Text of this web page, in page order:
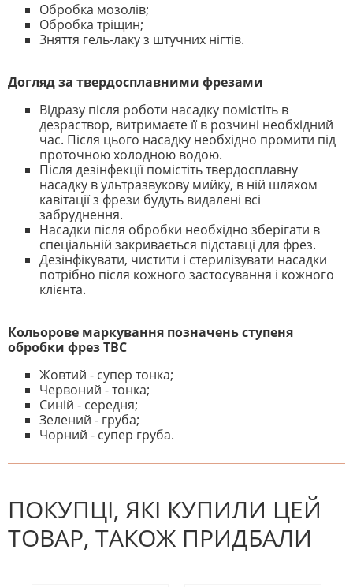
Обробка мозолів;
Обробка тріщин;
Зняття гель-лаку з штучних нігтів.
Догляд за твердосплавними фрезами
Відразу після роботи насадку помістіть в
дезраствор, витримаєте її в розчині необхідний
час. Після цього насадку необхідно промити під
проточною холодною водою.
Після дезінфекції помістіть твердосплавну
насадку в ультразвукову мийку, в ній шляхом
кавітації з фрези будуть видалені всі
забруднення.
Насадки після обробки необхідно зберігати в
спеціальній закривається підставці для фрез.
Дезінфікувати, чистити і стерилізувати насадки
потрібно після кожного застосування і кожного
клієнта.
Кольорове маркування позначень ступеня
обробки фрез ТВС
Жовтий - супер тонка;
Червоний - тонка;
Синій - середня;
Зелений - груба;
Чорний - супер груба.
На даний час немає відгуків. Ви
ПОКУПЦІ, ЯКІ КУПИЛИ ЦЕЙ
ТОВАР, ТАКОЖ ПРИДБАЛИ